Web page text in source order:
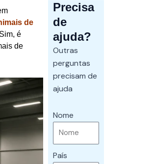
de
é
de
Precisa
de
ajuda?
Outras
perguntas
precisam de
ajuda
Nome
País